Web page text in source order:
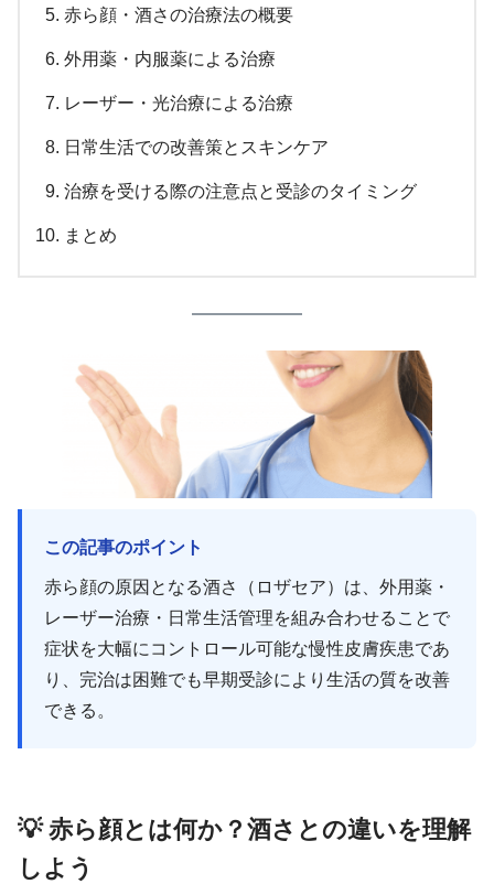
赤ら顔・酒さの治療法の概要
外用薬・内服薬による治療
レーザー・光治療による治療
日常生活での改善策とスキンケア
治療を受ける際の注意点と受診のタイミング
まとめ
この記事のポイント
赤ら顔の原因となる酒さ（ロザセア）は、外用薬・
レーザー治療・日常生活管理を組み合わせることで
症状を大幅にコントロール可能な慢性皮膚疾患であ
り、完治は困難でも早期受診により生活の質を改善
できる。
💡 赤ら顔とは何か？酒さとの違いを理解
しよう